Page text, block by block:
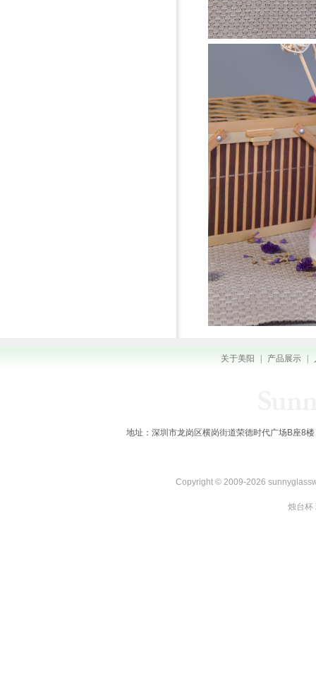
关于美阳 产品展示
地址：深圳市龙岗区横岗街道荣德时代广场B座8
Copyright © 2009-2026
烛台杯